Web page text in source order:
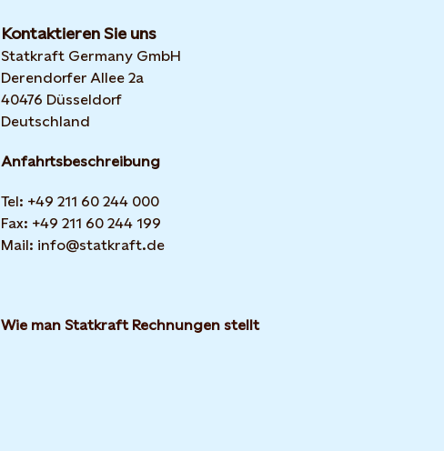
Kontaktieren Sie uns
Statkraft Germany GmbH
Derendorfer Allee 2a
40476 Düsseldorf
Deutschland
Anfahrtsbeschreibung
Tel: +49 211 60 244 000
Fax: +49 211 60 244 199
Mail: info@statkraft.de
Wie man Statkraft Rechnungen stellt